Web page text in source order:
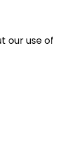
our use of